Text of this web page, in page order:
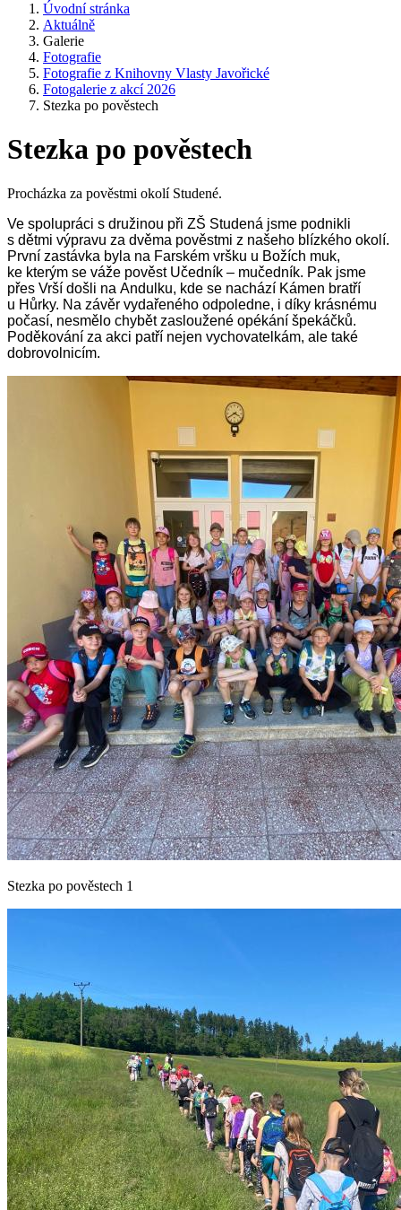
Úvodní stránka
Aktuálně
Galerie
Fotografie
Fotografie z Knihovny Vlasty Javořické
Fotogalerie z akcí 2026
Stezka po pověstech
Stezka po pověstech
Procházka za pověstmi okolí Studené.
Ve spolupráci s družinou při ZŠ Studená jsme podnikli
s dětmi výpravu za dvěma pověstmi z našeho blízkého okolí.
První zastávka byla na Farském vršku u Božích muk,
ke kterým se váže pověst Učedník – mučedník. Pak jsme
přes Vrší došli na Andulku, kde se nachází Kámen bratří
u Hůrky. Na závěr vydařeného odpoledne, i díky krásnému
počasí, nesmělo chybět zasloužené opékání špekáčků.
Poděkování za akci patří nejen vychovatelkám, ale také
dobrovolnicím.
Stezka po pověstech 1